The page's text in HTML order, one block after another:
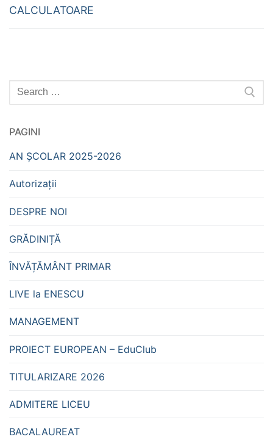
CALCULATOARE
Caută
după:
PAGINI
AN ȘCOLAR 2025-2026
Autorizații
DESPRE NOI
GRĂDINIȚĂ
ÎNVĂȚĂMÂNT PRIMAR
LIVE la ENESCU
MANAGEMENT
PROIECT EUROPEAN – EduClub
TITULARIZARE 2026
ADMITERE LICEU
BACALAUREAT